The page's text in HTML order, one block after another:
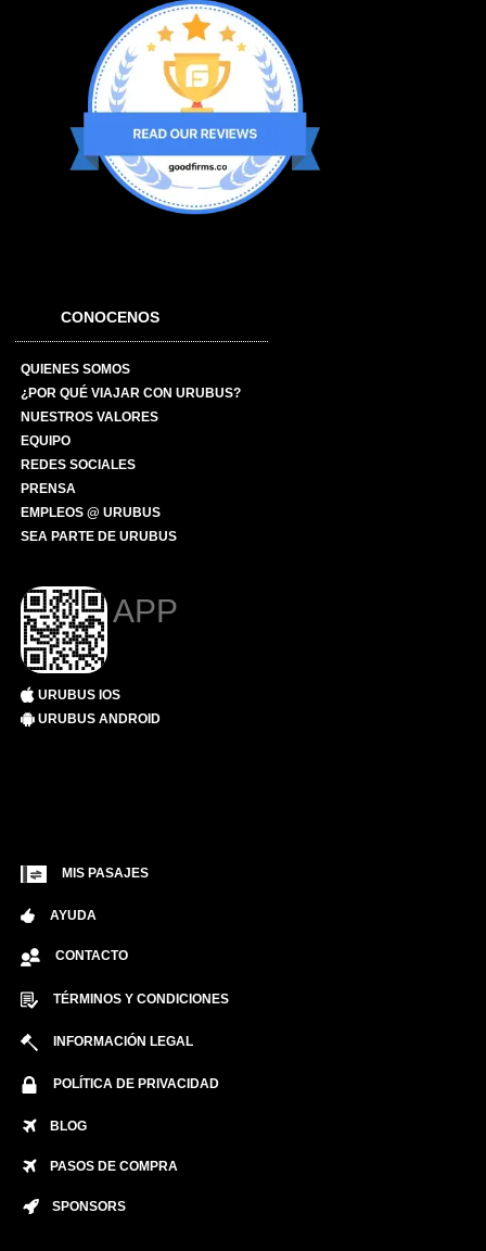
CONOCENOS
QUIENES SOMOS
¿POR QUÉ VIAJAR CON URUBUS?
NUESTROS VALORES
EQUIPO
REDES SOCIALES
PRENSA
EMPLEOS @ URUBUS
SEA PARTE DE URUBUS
APP
URUBUS IOS
URUBUS ANDROID
MIS PASAJES
AYUDA
CONTACTO
TÉRMINOS Y CONDICIONES
INFORMACIÓN LEGAL
POLÍTICA DE PRIVACIDAD
BLOG
PASOS DE COMPRA
SPONSORS